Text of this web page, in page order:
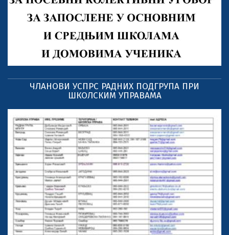
ЧЛАНОВИ УСПРС РАДНИХ ПОДГРУПА ПРИ
ШКОЛСКИМ УПРАВАМА